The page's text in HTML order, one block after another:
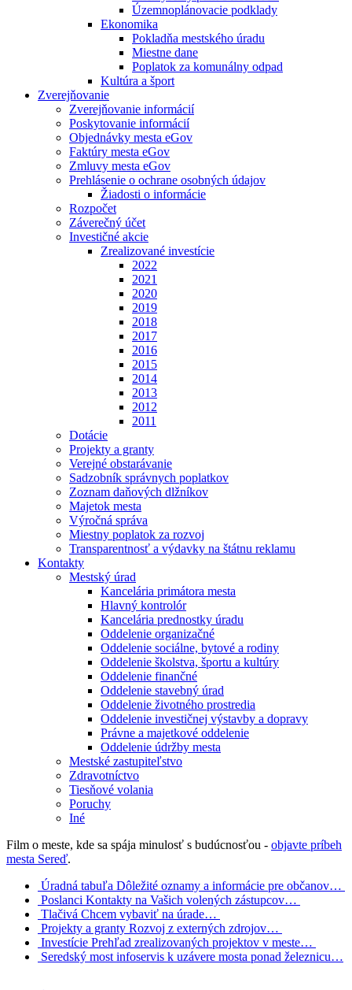
Územnoplánovacie podklady
Ekonomika
Pokladňa mestského úradu
Miestne dane
Poplatok za komunálny odpad
Kultúra a šport
Zverejňovanie
Zverejňovanie informácií
Poskytovanie informácií
Objednávky mesta eGov
Faktúry mesta eGov
Zmluvy mesta eGov
Prehlásenie o ochrane osobných údajov
Žiadosti o informácie
Rozpočet
Záverečný účet
Investičné akcie
Zrealizované investície
2022
2021
2020
2019
2018
2017
2016
2015
2014
2013
2012
2011
Dotácie
Projekty a granty
Verejné obstarávanie
Sadzobník správnych poplatkov
Zoznam daňových dlžníkov
Majetok mesta
Výročná správa
Miestny poplatok za rozvoj
Transparentnosť a výdavky na štátnu reklamu
Kontakty
Mestský úrad
Kancelária primátora mesta
Hlavný kontrolór
Kancelária prednostky úradu
Oddelenie organizačné
Oddelenie sociálne, bytové a rodiny
Oddelenie školstva, športu a kultúry
Oddelenie finančné
Oddelenie stavebný úrad
Oddelenie životného prostredia
Oddelenie investičnej výstavby a dopravy
Právne a majetkové oddelenie
Oddelenie údržby mesta
Mestské zastupiteľstvo
Zdravotníctvo
Tiesňové volania
Poruchy
Iné
Film o meste, kde sa spája minulosť s budúcnosťou - objavte príbeh
mesta Sereď.
Úradná tabuľa Dôležité oznamy a informácie pre občanov…
Poslanci Kontakty na Vašich volených zástupcov…
Tlačivá Chcem vybaviť na úrade…
Projekty a granty Rozvoj z externých zdrojov…
Investície Prehľad zrealizovaných projektov v meste…
Seredský most infoservis k uzávere mosta ponad železnicu…